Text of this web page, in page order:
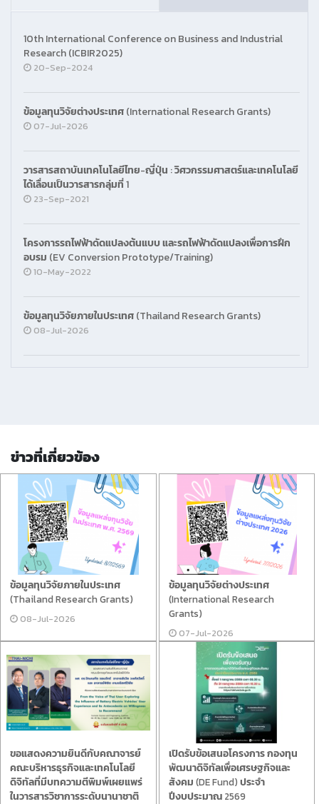
10th International Conference on Business and Industrial
Research (ICBIR2025)
20-Sep-2024
ข้อมูลทุนวิจัยต่างประเทศ (International Research Grants)
07-Jul-2026
วารสารสถาบันเทคโนโลยีไทย-ญี่ปุ่น : วิศวกรรมศาสตร์และเทคโนโลยี
ได้เลื่อนเป็นวารสารกลุ่มที่ 1
23-Sep-2021
โครงการรถไฟฟ้าดัดแปลงต้นแบบ และรถไฟฟ้าดัดแปลงเพื่อการฝึก
อบรม (EV Conversion Prototype/Training)
10-May-2022
ข้อมูลทุนวิจัยภายในประเทศ (Thailand Research Grants)
08-Jul-2026
ข่าวที่เกี่ยวข้อง
ข้อมูลทุนวิจัยภายในประเทศ
(Thailand Research Grants)
08-Jul-2026
ข้อมูลทุนวิจัยต่างประเทศ
(International Research
Grants)
07-Jul-2026
ขอแสดงความยินดีกับคณาจารย์
คณะบริหารธุรกิจและเทคโนโลยี
ดิจิทัลที่มีบทความตีพิมพ์เผยแพร่
ในวารสารวิชาการระดับนานาชาติ
เปิดรับข้อเสนอโครงการ กองทุน
พัฒนาดิจิทัลเพื่อเศรษฐกิจและ
สังคม (DE Fund) ประจำ
ปีงบประมาณ 2569